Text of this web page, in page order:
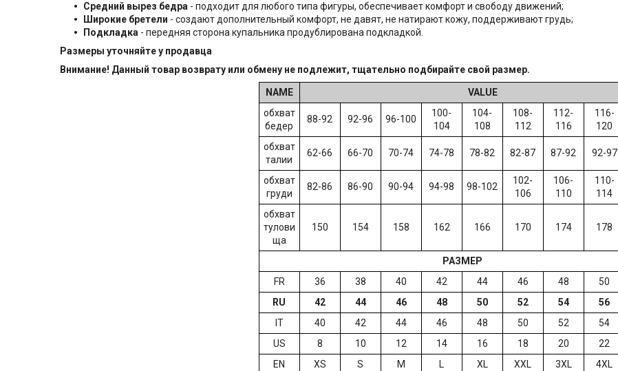
Средний вырез бедра - подходит для любого типа фигуры, обеспечивает комфорт и свободу движений;
Широкие бретели - создают дополнительный комфорт, не давят, не натирают кожу, поддерживают грудь;
Подкладка - передняя сторона купальника продублирована подкладкой.
Размеры уточняйте у продавца
Внимание! Данный товар возврату или обмену не подлежит, тщательно подбирайте свой размер.
NAME
VALUE
обхват
бедер
88-92 92-96 96-100
100-
104
104-
108
108-
112
112-
116
116-
120
обхват
талии
62-66 66-70 70-74 74-78 78-82 82-87 87-92 92-97
обхват
груди
82-86 86-90 90-94 94-98 98-102
102-
106
106-
110
110-
114
обхват
тулови
ща
150 154 158 162 166 170 174 178
РАЗМЕР
FR
36 38 40 42 44 46 48 50
RU
42 44 46 48 50 52 54 56
IT
40 42 44 46 48 50 52 54
US
8 10 12 14 16 18 20 22
EN
XS S M L XL XXL 3XL 4XL